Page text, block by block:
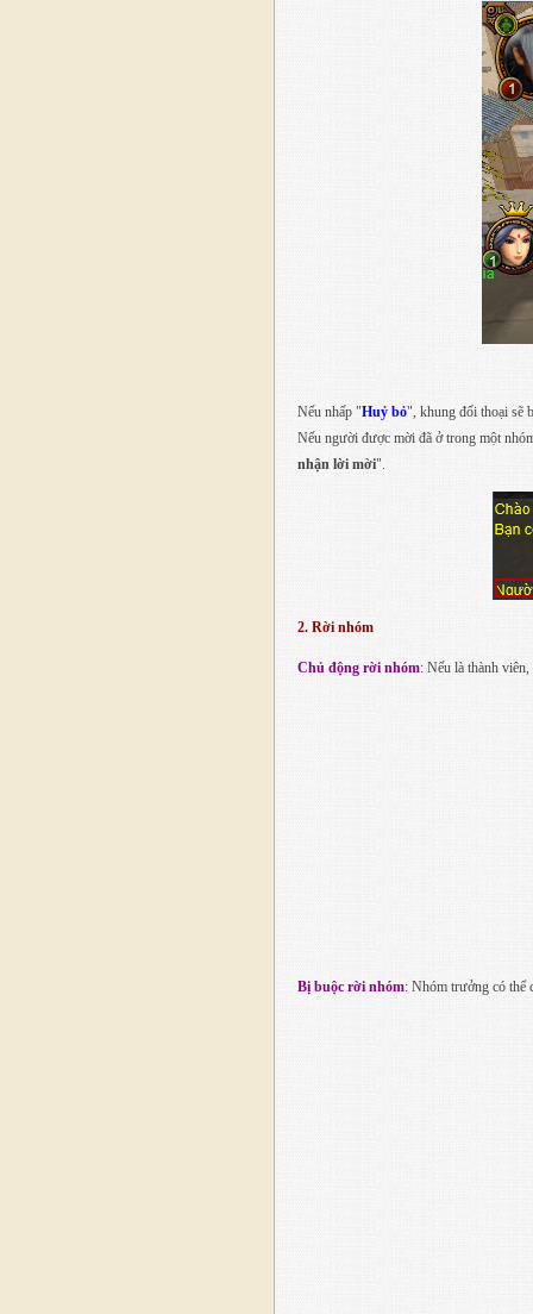
Nếu nhấp "Huỷ bỏ", khung đối thoại sẽ
Nếu người được mời đã ở trong một
nhận lời mời".
2. Rời nhóm
Chủ động rời nhóm: Nếu là thành
Bị buộc rời nhóm: Nhóm trưởng có thể